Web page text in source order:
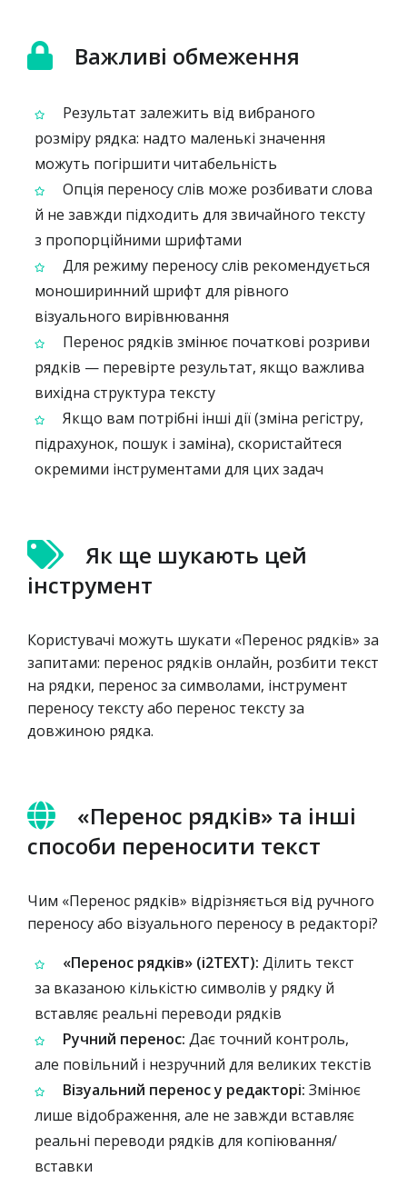
Важливі обмеження
Результат залежить від вибраного
розміру рядка: надто маленькі значення
можуть погіршити читабельність
Опція переносу слів може розбивати слова
й не завжди підходить для звичайного тексту
з пропорційними шрифтами
Для режиму переносу слів рекомендується
моноширинний шрифт для рівного
візуального вирівнювання
Перенос рядків змінює початкові розриви
рядків — перевірте результат, якщо важлива
вихідна структура тексту
Якщо вам потрібні інші дії (зміна регістру,
підрахунок, пошук і заміна), скористайтеся
окремими інструментами для цих задач
Як ще шукають цей
інструмент
Користувачі можуть шукати «Перенос рядків» за
запитами: перенос рядків онлайн, розбити текст
на рядки, перенос за символами, інструмент
переносу тексту або перенос тексту за
довжиною рядка.
«Перенос рядків» та інші
способи переносити текст
Чим «Перенос рядків» відрізняється від ручного
переносу або візуального переносу в редакторі?
«Перенос рядків» (i2TEXT): Ділить текст
за вказаною кількістю символів у рядку й
вставляє реальні переводи рядків
Ручний перенос: Дає точний контроль,
але повільний і незручний для великих текстів
Візуальний перенос у редакторі: Змінює
лише відображення, але не завжди вставляє
реальні переводи рядків для копіювання/
вставки